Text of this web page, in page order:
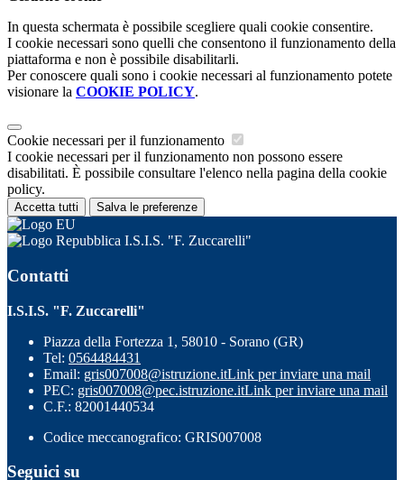
In questa schermata è possibile scegliere quali cookie consentire.
I cookie necessari sono quelli che consentono il funzionamento della
piattaforma e non è possibile disabilitarli.
Per conoscere quali sono i cookie necessari al funzionamento potete
visionare la COOKIE POLICY.
Cookie necessari per il funzionamento
I cookie necessari per il funzionamento non possono essere
disabilitati. È possibile consultare l'elenco nella pagina della cookie
policy.
Accetta tutti Salva le preferenze
I.S.I.S. "F. Zuccarelli"
Contatti
I.S.I.S. "F. Zuccarelli"
Piazza della Fortezza 1, 58010 - Sorano (GR)
Tel: 0564484431
Email: gris007008@istruzione.itLink per inviare una mail
PEC: gris007008@pec.istruzione.itLink per inviare una mail
C.F.: 82001440534
Codice meccanografico: GRIS007008
Seguici su